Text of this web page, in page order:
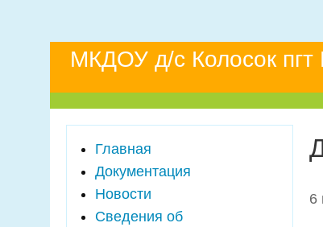
МКДОУ д/с Колосок пгт
Главная
Документация
Новости
Сведения об
6